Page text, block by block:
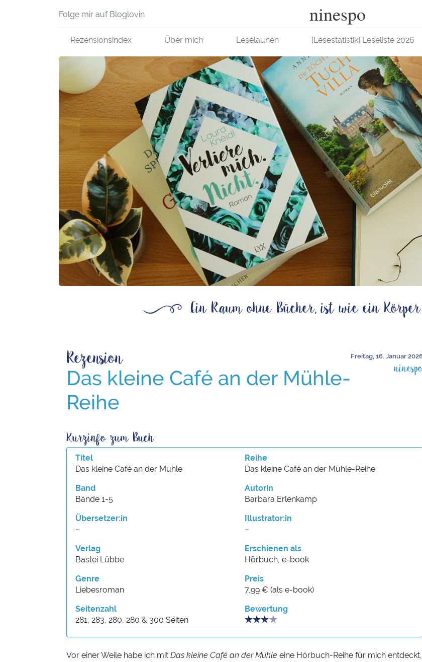
Folge mir auf Bloglovin ninespo
Rezensionsindex Über mich Leselaunen [Lesestatistik] Leseliste 2026
ß Ein Raum ohne Bücher, ist wie ein Körper
Freitag, 16. Januar
Rezension
Das kleine Café an der Mühle-
Reihe
Titel
Das kleine Café an der Mühle
Reihe
Das kleine Café an der Mühle-Reihe
Band
Bände 1-5
Autorin
Barbara Erlenkamp
Übersetzer:in
–
Illustrator:in
–
Verlag
Bastei Lübbe
Erschienen als
Hörbuch, e-book
Genre
Liebesroman
Preis
7,99 € (als e-book)
Seitenzahl
281, 283, 280, 280 & 300 Seiten
Bewertung
Vor einer Weile habe ich mit Das kleine Café an der Mühle eine Hörbuch-Reihe für mich entdeckt,